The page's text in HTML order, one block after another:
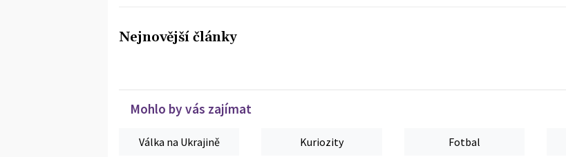
Nejnovější články
Mohlo by vás zajímat
Válka na Ukrajině Kuriozity Fotbal